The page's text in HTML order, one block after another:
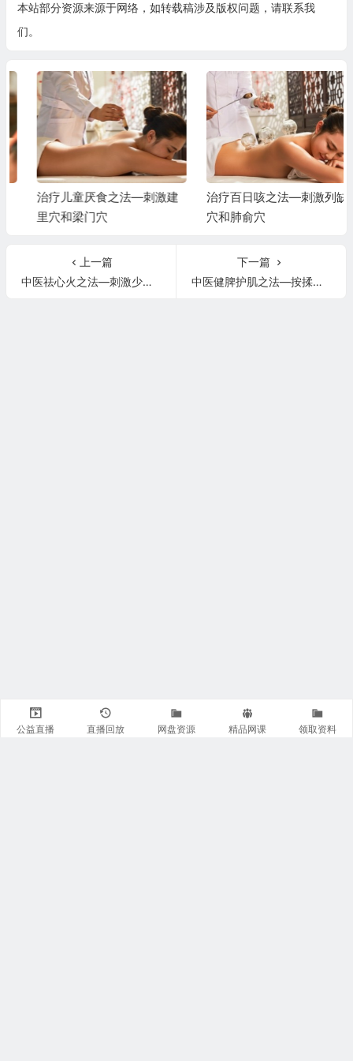
本站部分资源来源于网络，如转载稿涉及版权问题，请联系我
们。
治疗儿童厌食之法—刺激建
里穴和梁门穴
治疗百日咳之法—刺激列缺
穴和肺俞穴
上一篇
中医祛心火之法—刺激少府穴
下一篇
中医健脾护肌之法—按揉大横穴
公益直播 直播回放 网盘资源 精品网课 领取资料